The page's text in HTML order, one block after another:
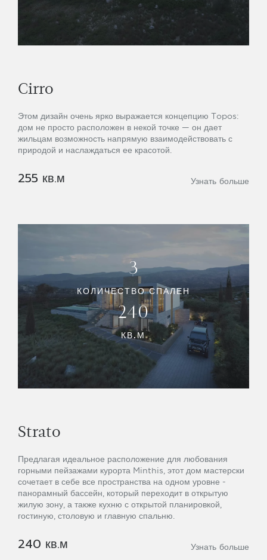
Cirro
Этом дизайн очень ярко выражается концепцию Topos:
дом не просто расположен в некой точке — он дает
жильцам возможность напрямую взаимодействовать с
природой и наслаждаться ее красотой.
255 кв.м Узнать больше
3
КОЛИЧЕСТВО СПАЛЕН
240
КВ.М
Strato
Предлагая идеальное расположение для любования
горными пейзажами курорта Minthis, этот дом мастерски
сочетает в себе все пространства на одном уровне -
панорамный бассейн, который переходит в открытую
жилую зону, а также кухню с открытой планировкой,
гостиную, столовую и главную спальню.
240 кв.м Узнать больше